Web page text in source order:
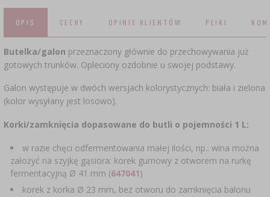
OSŁONKI
JELITA
›
KULTURY BAKTERII
LITERATURA WĘDLINIARSTWO
AKCESORIA WINIARSKIE ›
MIERNIKI, WSKAŹNIKI
BUTELKI ›
GĄSIORY ›
PRZYPRAWY
ETYKIETY
VYPITO
DROŻDŻE GORZELNICZE
WĘGIEL AKTYWNY
SUBSTANCJE DODATKOWE
BADANIA ALKOHOLU
›
MOTORYZACJA
OPIS CECHY OPINIE KLIENTÓW PLIKI
Butelka/galon przeznaczony głównie do przechowywania już
gotowych trunków. Opleciony ozdobnie u swojej podstawy.
Galon występuje w dwóch wersjach kolorystycznych: biała i zielona
(kolor wysyłany jest losowo).
Korki/zamknięcia dopasowane do butli o pojemności 1 L:
w razie chęci odfermentowania małej ilości, np.: wina można
założyć na szyjkę gąsiora: korek gumowy z otworem na rurkę
fermentacyjną Ø 41 mm (647041)
korek z korka Ø 23 mm, bez otworu do zamknięcia balonu